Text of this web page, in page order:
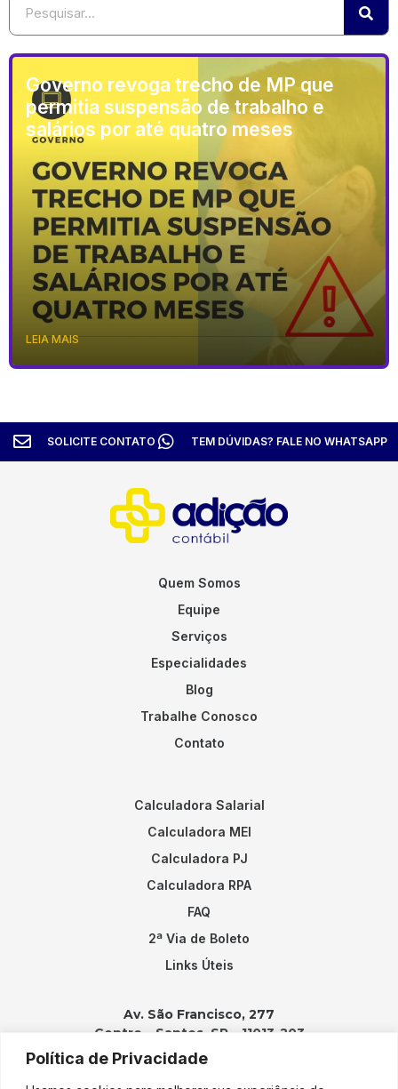
Política de Privacidade
Governo revoga trecho de MP que
permitia suspensão de trabalho e
salários por até quatro meses
LEIA MAIS
SOLICITE CONTATO TEM DÚVIDAS? FALE NO WHATSAPP
Quem Somos
Equipe
Serviços
Especialidades
Blog
Trabalhe Conosco
Contato
Calculadora Salarial
Calculadora MEI
Calculadora PJ
Calculadora RPA
FAQ
2ª Via de Boleto
Links Úteis
Av. São Francisco, 277
Centro – Santos, SP – 11013-203
Contatos: